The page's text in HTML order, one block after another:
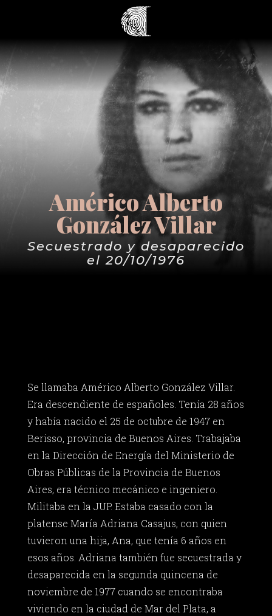
Américo Alberto
González Villar
Secuestrado y desaparecido
el 20/10/1976
Se llamaba Américo Alberto González Villar.
Era descendiente de españoles. Tenía 28 años
y había nacido el 25 de octubre de 1947 en
Berisso, provincia de Buenos Aires. Trabajaba
en la Dirección de Energía del Ministerio de
Obras Públicas de la Provincia de Buenos
Aires, era técnico mecánico e ingeniero.
Militaba en la JUP. Estaba casado con la
platense María Adriana Casajus, con quien
tuvieron una hija, Ana, que tenía 6 años en
esos años. Adriana también fue secuestrada y
desaparecida en la segunda quincena de
noviembre de 1977 cuando se encontraba
viviendo en la ciudad de Mar del Plata, a